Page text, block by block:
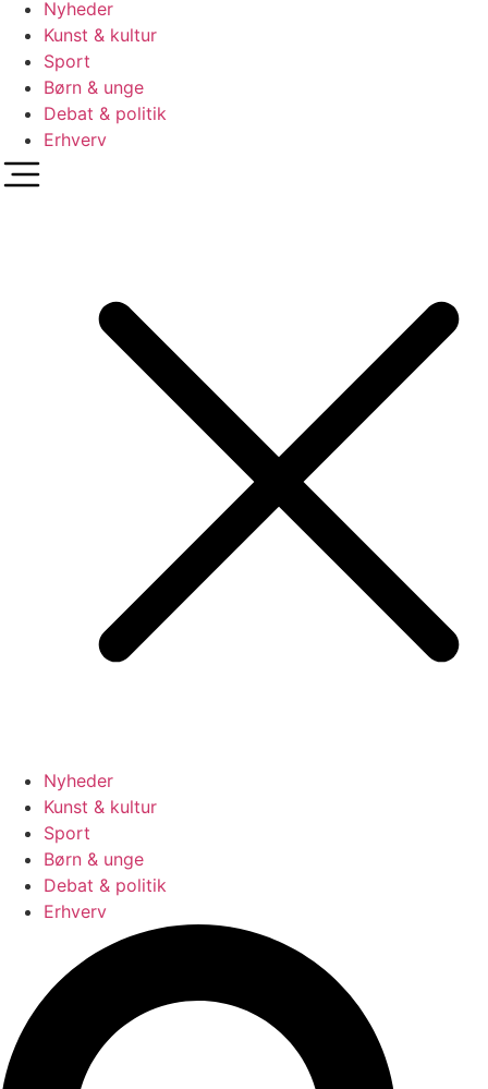
Nyheder
Kunst & kultur
Sport
Børn & unge
Debat & politik
Erhverv
Nyheder
Kunst & kultur
Sport
Børn & unge
Debat & politik
Erhverv